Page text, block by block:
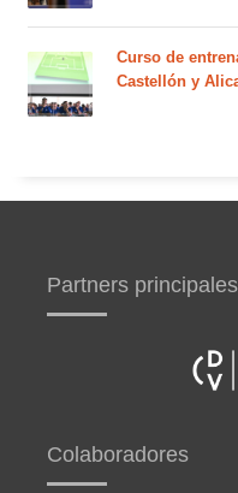
Curso de
Castellón y
Partners principales
Colaboradores